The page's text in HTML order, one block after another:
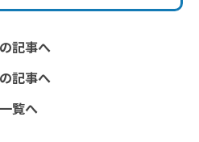
記事へ
一覧へ
記事へ